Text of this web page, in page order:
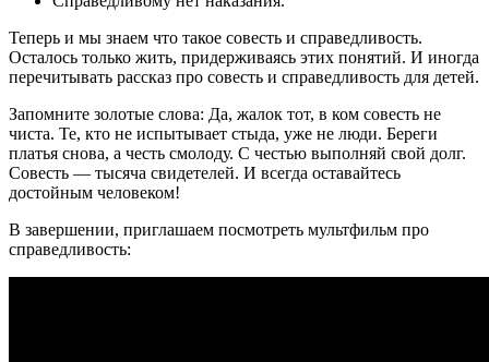
Теперь и мы знаем что такое совесть и справедливость.
Осталось только жить, придерживаясь этих понятий. И иногда
перечитывать рассказ про совесть и справедливость для детей.
Запомните золотые слова: Да, жалок тот, в ком совесть не
чиста. Те, кто не испытывает стыда, уже не люди. Береги
платья снова, а честь смолоду. С честью выполняй свой долг.
Совесть — тысяча свидетелей. И всегда оставайтесь
достойным человеком!
В завершении, приглашаем посмотреть мультфильм про
справедливость: